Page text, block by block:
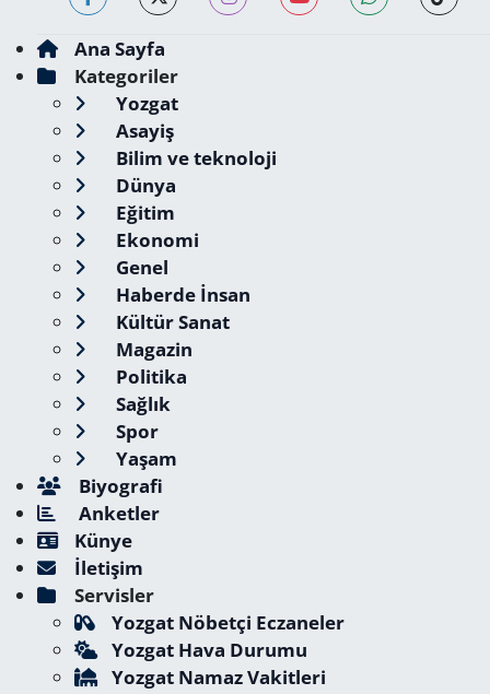
Ana Sayfa
Kategoriler
Yozgat
Asayiş
Bilim ve teknoloji
Dünya
Eğitim
Ekonomi
Genel
Haberde İnsan
Kültür Sanat
Magazin
Politika
Sağlık
Spor
Yaşam
Biyografi
Anketler
Künye
İletişim
Servisler
Yozgat Nöbetçi Eczaneler
Yozgat Hava Durumu
Yozgat Namaz Vakitleri